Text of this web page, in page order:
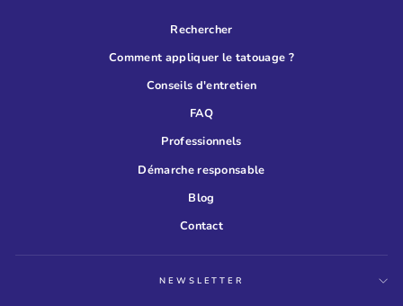
Rechercher
Comment appliquer le tatouage ?
Conseils d'entretien
FAQ
Professionnels
Démarche responsable
Blog
Contact
NEWSLETTER